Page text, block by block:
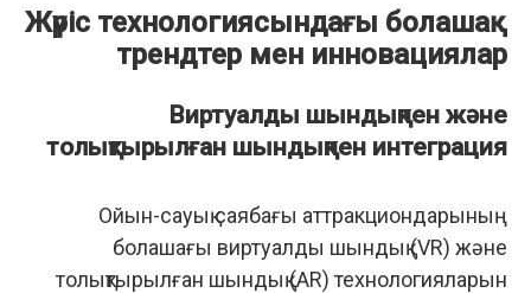
Жүріс технологиясындағы болашақ
трендтер мен инновациялар
Виртуалды шындықпен және
толықтырылған шындықпен интеграция
Ойын-сауық саябағы аттракциондарының
болашағы виртуалды шындық (VR) және
толықтырылған шындық (AR) технологияларын